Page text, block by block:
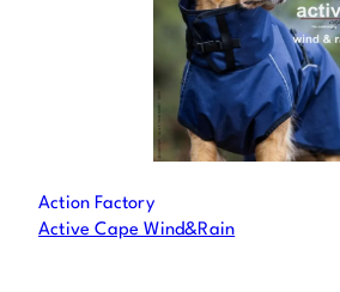
Action Factory
Active Cape Wind&Rain